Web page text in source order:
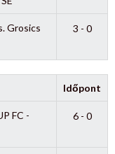
Grosics
3 - 0
Időpont
FC -
6 - 0